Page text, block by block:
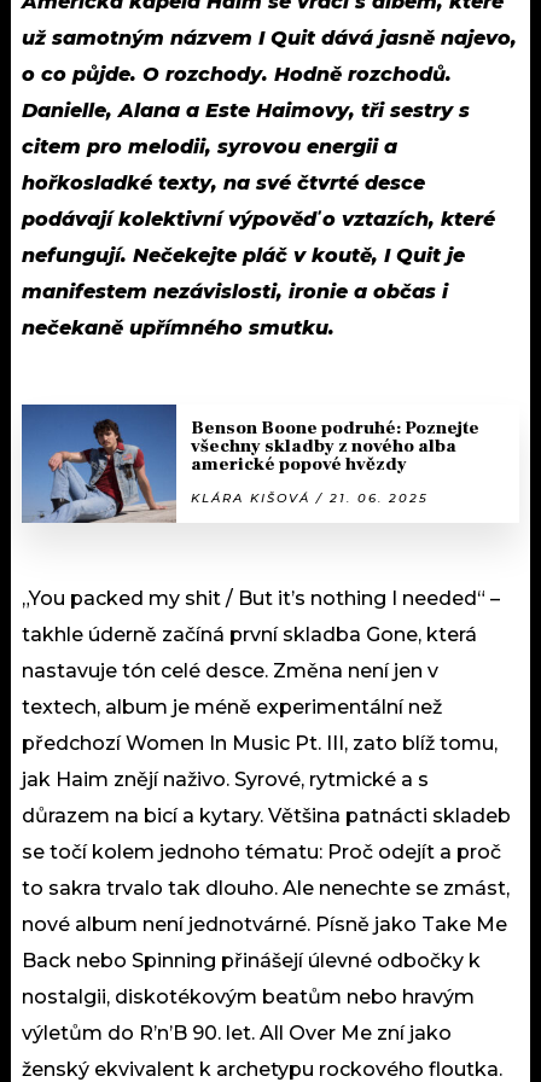
už samotným názvem I Quit dává jasně najevo,
o co půjde. O rozchody. Hodně rozchodů.
Danielle, Alana a Este Haimovy, tři sestry s
citem pro melodii, syrovou energii a
hořkosladké texty, na své čtvrté desce
podávají kolektivní výpověď o vztazích, které
nefungují. Nečekejte pláč v koutě, I Quit je
manifestem nezávislosti, ironie a občas i
nečekaně upřímného smutku.
Benson Boone podruhé: Poznejte
všechny skladby z nového alba
americké popové hvězdy
KLÁRA KIŠOVÁ / 21. 06. 2025
„You packed my shit / But it’s nothing I needed“ –
takhle úderně začíná první skladba Gone, která
nastavuje tón celé desce. Změna není jen v
textech, album je méně experimentální než
předchozí Women In Music Pt. III, zato blíž tomu,
jak Haim znějí naživo. Syrové, rytmické a s
důrazem na bicí a kytary. Většina patnácti skladeb
se točí kolem jednoho tématu: Proč odejít a proč
to sakra trvalo tak dlouho. Ale nenechte se zmást,
nové album není jednotvárné. Písně jako Take Me
Back nebo Spinning přinášejí úlevné odbočky k
nostalgii, diskotékovým beatům nebo hravým
výletům do R’n’B 90. let. All Over Me zní jako
ženský ekvivalent k archetypu rockového floutka.